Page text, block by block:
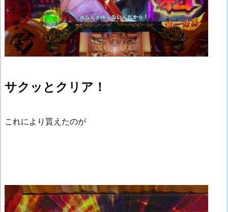
サクッとクリア！
これにより貰えたのが